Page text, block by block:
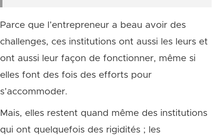
Parce que l’entrepreneur a beau avoir des
challenges, ces institutions ont aussi les leurs et
ont aussi leur façon de fonctionner, même si
elles font des fois des efforts pour
s’accommoder.
Mais, elles restent quand même des institutions
qui ont quelquefois des rigidités ; les